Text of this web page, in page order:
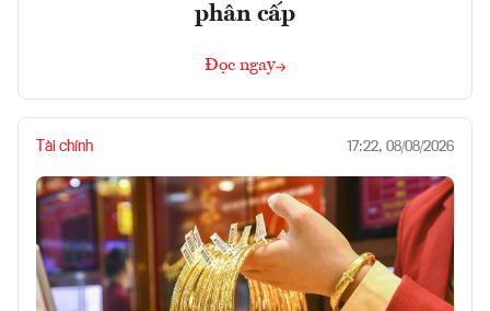
phân cấp
Đọc ngay
Tài chính 17:22, 08/08/2026